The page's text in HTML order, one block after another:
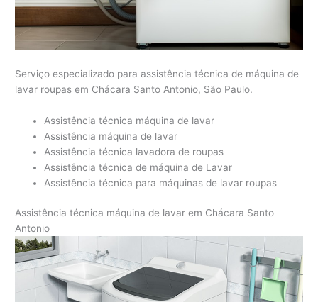
Serviço especializado para assistência técnica de máquina de
lavar roupas em Chácara Santo Antonio, São Paulo.
Assistência técnica máquina de lavar
Assistência máquina de lavar
Assistência técnica lavadora de roupas
Assistência técnica de máquina de Lavar
Assistência técnica para máquinas de lavar roupas
Assistência técnica máquina de lavar em Chácara Santo
Antonio